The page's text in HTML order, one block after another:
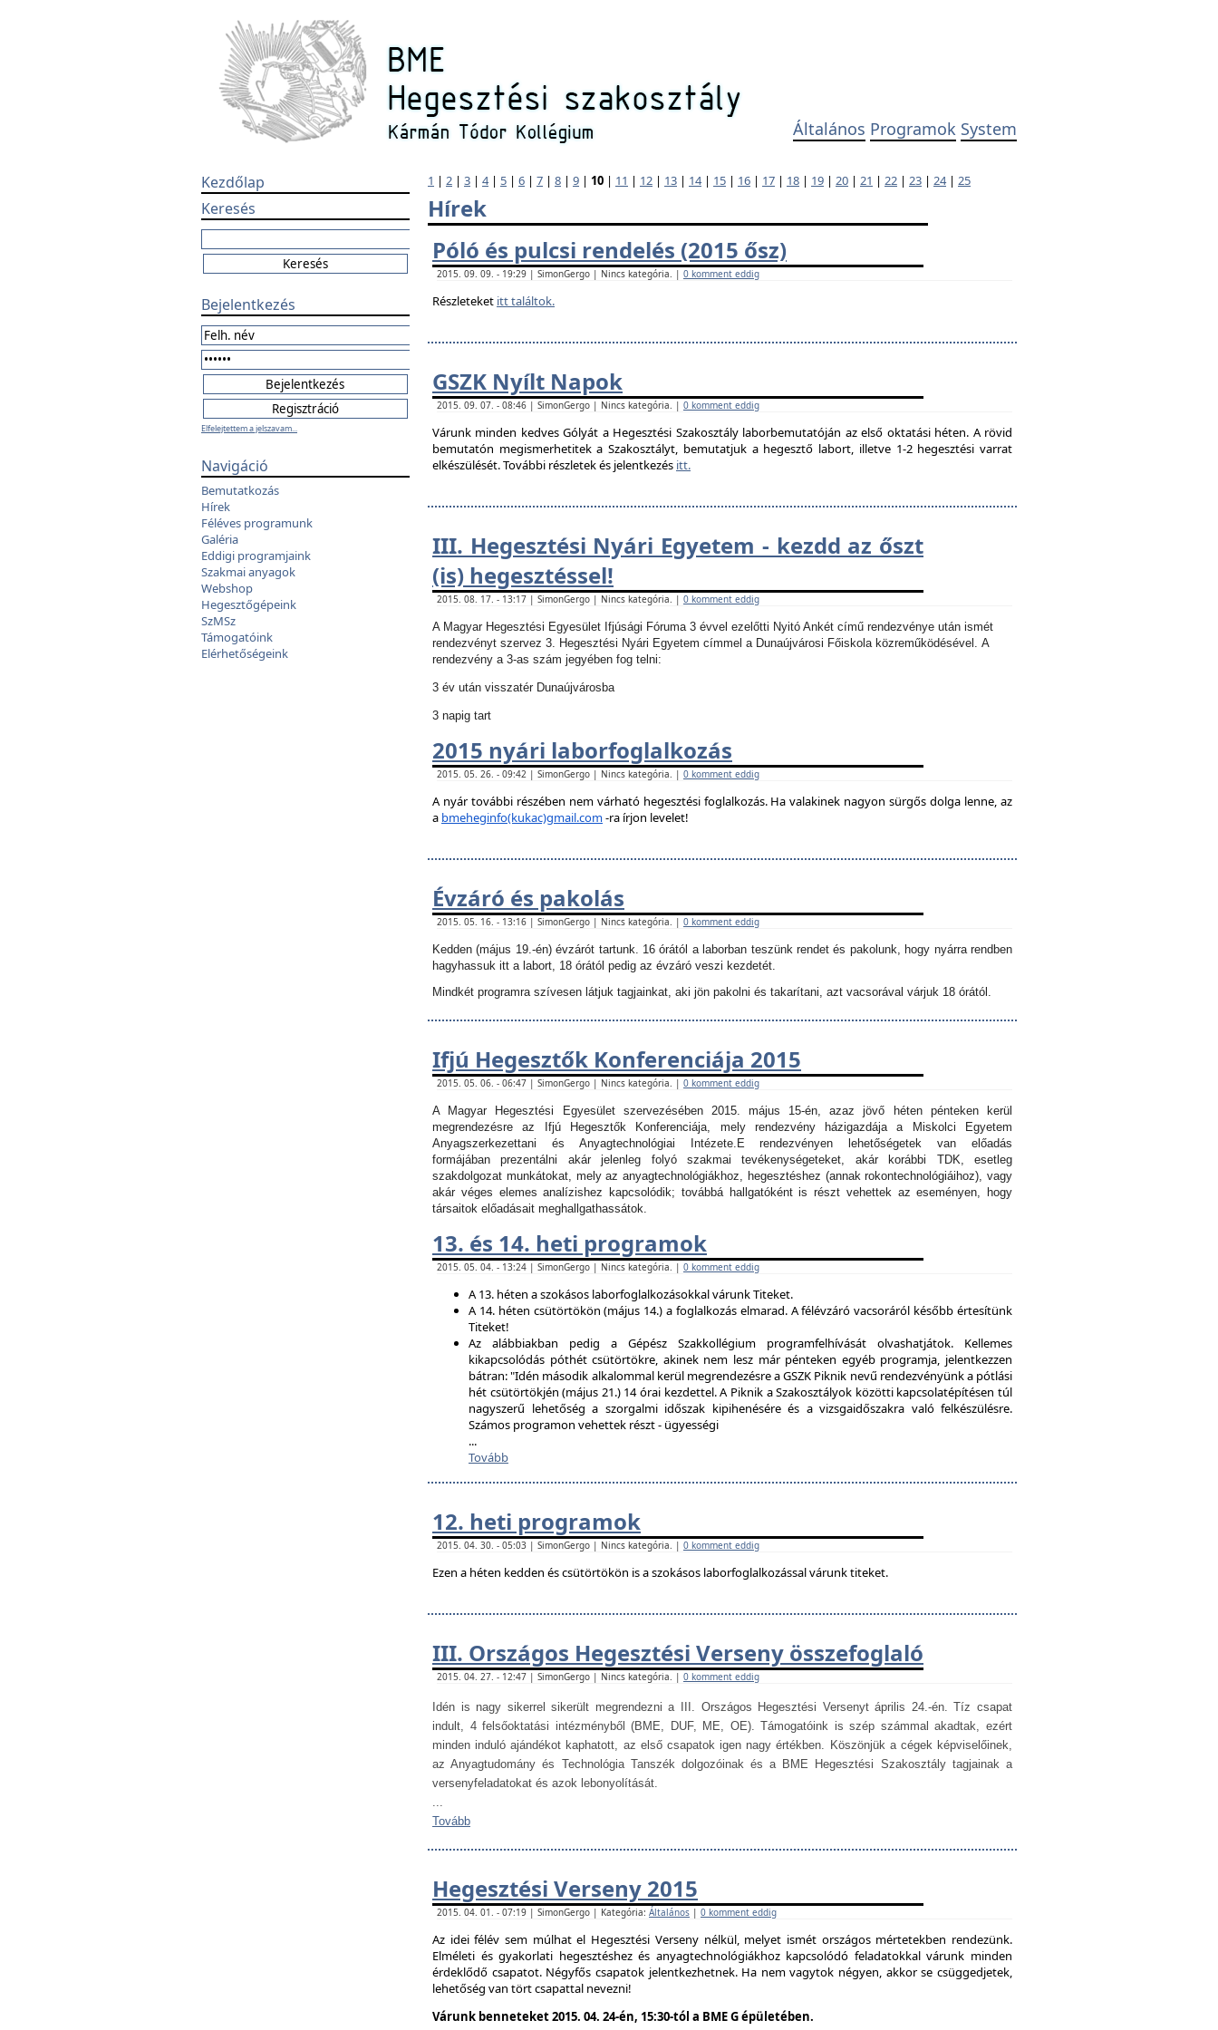
Általános Programok System
Kezdőlap
Keresés
Bejelentkezés
Elfelejtettem a jelszavam...
Navigáció
Bemutatkozás
Hírek
Féléves programunk
Galéria
Eddigi programjaink
Szakmai anyagok
Webshop
Hegesztőgépeink
SzMSz
Támogatóink
Elérhetőségeink
1 | 2 | 3 | 4| 5 | 6 | 7 | 8 | 9 | 10 | 11 | 12 | 13 | 14| 15 | 16 | 17 | 18 | 19 | 20 | 21 | 22 | 23 | 24| 25
Hírek
Póló és pulcsi rendelés (2015 ősz)
2015. 09. 09. - 19:29 | SimonGergo | Nincs kategória. | 0 komment eddig
Részleteket itt találtok.
GSZK Nyílt Napok
2015. 09. 07. - 08:46 | SimonGergo | Nincs kategória. | 0 komment eddig
Várunk minden kedves Gólyát a Hegesztési Szakosztály laborbemutatóján az első oktatási héten. A rövid
bemutatón megismerhetitek a Szakosztályt, bemutatjuk a hegesztő labort, illetve 1-2 hegesztési varrat
elkészülését. További részletek és jelentkezés itt.
III. Hegesztési Nyári Egyetem - kezdd az őszt
(is) hegesztéssel!
2015. 08. 17. - 13:17 | SimonGergo | Nincs kategória. | 0 komment eddig
A Magyar Hegesztési Egyesület Ifjúsági Fóruma 3 évvel ezelőtti Nyitó Ankét című rendezvénye után ismét
rendezvényt szervez 3. Hegesztési Nyári Egyetem címmel a Dunaújvárosi Főiskola közreműködésével. A
rendezvény a 3-as szám jegyében fog telni:
3 év után visszatér Dunaújvárosba
3 napig tart
2015 nyári laborfoglalkozás
2015. 05. 26. - 09:42 | SimonGergo | Nincs kategória. | 0 komment eddig
A nyár további részében nem várható hegesztési foglalkozás. Ha valakinek nagyon sürgős dolga lenne, az
a bmeheginfo(kukac)gmail.com-ra írjon levelet!
Évzáró és pakolás
2015. 05. 16. - 13:16 | SimonGergo | Nincs kategória. | 0 komment eddig
Kedden (május 19.-én) évzárót tartunk. 16 órától a laborban teszünk rendet és pakolunk, hogy nyárra rendben
hagyhassuk itt a labort, 18 órától pedig az évzáró veszi kezdetét.
Mindkét programra szívesen látjuk tagjainkat, aki jön pakolni és takarítani, azt vacsorával várjuk 18 órától.
Ifjú Hegesztők Konferenciája 2015
2015. 05. 06. - 06:47 | SimonGergo | Nincs kategória. | 0 komment eddig
A Magyar Hegesztési Egyesület szervezésében 2015. május 15-én, azaz jövő héten pénteken kerül
megrendezésre az Ifjú Hegesztők Konferenciája, mely rendezvény házigazdája a Miskolci Egyetem
Anyagszerkezettani és Anyagtechnológiai Intézete. E rendezvényen lehetőségetek van előadás
formájában prezentálni akár jelenleg folyó szakmai tevékenységeteket, akár korábbi TDK, esetleg
szakdolgozat munkátokat, mely az anyagtechnológiákhoz, hegesztéshez (annak rokontechnológiáihoz), vagy
akár véges elemes analízishez kapcsolódik; továbbá hallgatóként is részt vehettek az eseményen, hogy
társaitok előadásait meghallgathassátok.
13. és 14. heti programok
2015. 05. 04. - 13:24 | SimonGergo | Nincs kategória. | 0 komment eddig
A 13. héten a szokásos laborfoglalkozásokkal várunk Titeket.
A 14. héten csütörtökön (május 14.) a foglalkozás elmarad. A félévzáró vacsoráról később értesítünk
Titeket!
Az alábbiakban pedig a Gépész Szakkollégium programfelhívását olvashatjátok. Kellemes
kikapcsolódás póthét csütörtökre, akinek nem lesz már pénteken egyéb programja, jelentkezzen
bátran: "Idén második alkalommal kerül megrendezésre a GSZK Piknik nevű rendezvényünk a pótlási
hét csütörtökjén (május 21.) 14 órai kezdettel. A Piknik a Szakosztályok közötti kapcsolatépítésen túl
nagyszerű lehetőség a szorgalmi időszak kipihenésére és a vizsgaidőszakra való felkészülésre.
Számos programon vehettek részt - ügyességi
...
Tovább
12. heti programok
2015. 04. 30. - 05:03 | SimonGergo | Nincs kategória. | 0 komment eddig
Ezen a héten kedden és csütörtökön is a szokásos laborfoglalkozással várunk titeket.
III. Országos Hegesztési Verseny összefoglaló
2015. 04. 27. - 12:47 | SimonGergo | Nincs kategória. | 0 komment eddig
Idén is nagy sikerrel sikerült megrendezni a III. Országos Hegesztési Versenyt április 24.-én. Tíz csapat
indult, 4 felsőoktatási intézményből (BME, DUF, ME, OE). Támogatóink is szép számmal akadtak, ezért
minden induló ajándékot kaphatott, az első csapatok igen nagy értékben. Köszönjük a cégek képviselőinek,
az Anyagtudomány és Technológia Tanszék dolgozóinak és a BME Hegesztési Szakosztály tagjainak a
versenyfeladatokat és azok lebonyolítását.
...
Tovább
Hegesztési Verseny 2015
2015. 04. 01. - 07:19 | SimonGergo | Kategória: Általános | 0 komment eddig
Az idei félév sem múlhat el Hegesztési Verseny nélkül, melyet ismét országos mértetekben rendezünk.
Elméleti és gyakorlati hegesztéshez és anyagtechnológiákhoz kapcsolódó feladatokkal várunk minden
érdeklődő csapatot. Négyfős csapatok jelentkezhetnek. Ha nem vagytok négyen, akkor se csüggedjetek,
lehetőség van tört csapattal nevezni!
Várunk benneteket 2015. 04. 24-én, 15:30-tól a BME G épületében.